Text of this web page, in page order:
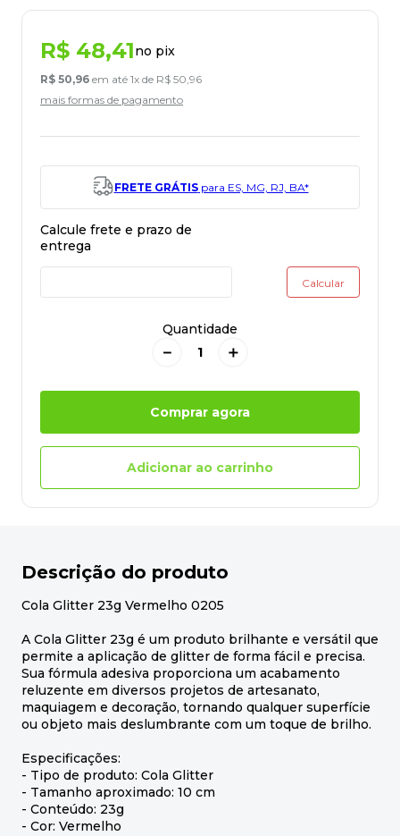
R$ 48,41no pix
R$ 50,96 em até 1x de R$ 50,96
mais formas de pagamento
FRETE GRÁTISpara ES, MG, RJ, BA*
Quantidade
＋
－
Comprar agora
Adicionar ao carrinho
Descrição do produto
Cola Glitter 23g Vermelho 0205
A Cola Glitter 23g é um produto brilhante e versátil que
permite a aplicação de glitter de forma fácil e precisa.
Sua fórmula adesiva proporciona um acabamento
reluzente em diversos projetos de artesanato,
maquiagem e decoração, tornando qualquer superfície
ou objeto mais deslumbrante com um toque de brilho.
Especificações:
- Tipo de produto: Cola Glitter
- Tamanho aproximado: 10 cm
- Conteúdo: 23g
- Cor: Vermelho